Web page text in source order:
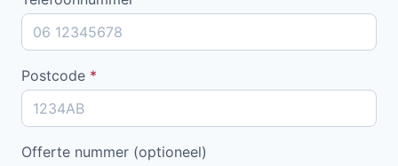
Postcode *
Offerte nummer (optioneel)